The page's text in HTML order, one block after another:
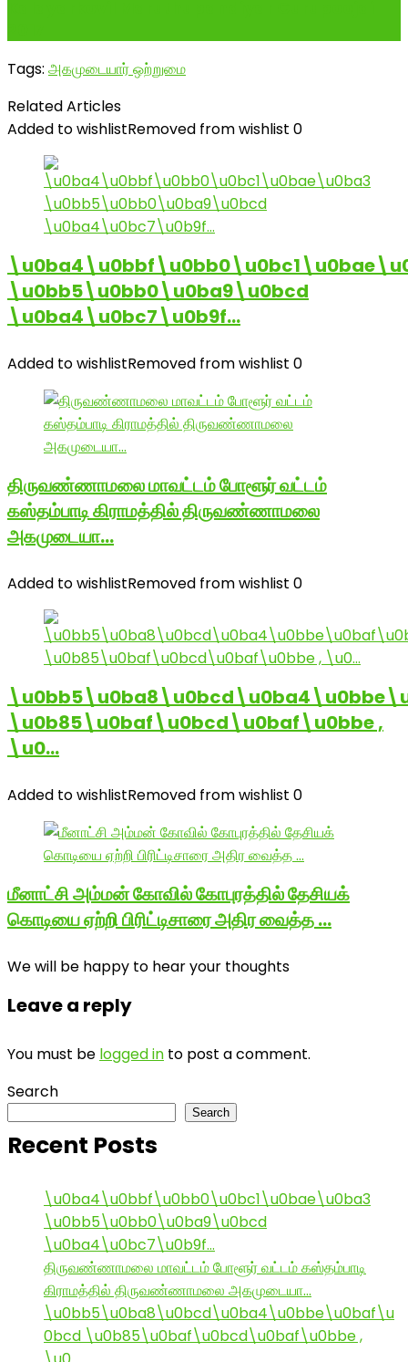
Tags: அகமுடையார் ஒற்றுமை
Related Articles
Added to wishlistRemoved from wishlist 0
\u0bb5\u0bb0\u0ba9\u0bcd
\u0ba4\u0bc7\u0b9f…
Added to wishlistRemoved from wishlist 0
திருவண்ணாமலை மாவட்டம் போளூர் வட்டம்
கஸ்தம்பாடி கிராமத்தில் திருவண்ணாமலை
அகமுடையா…
Added to wishlistRemoved from wishlist 0
\u0b85\u0baf\u0bcd\u0baf\u0bbe ,
\u0…
Added to wishlistRemoved from wishlist 0
மீனாட்சி அம்மன் கோவில் கோபுரத்தில் தேசியக்
கொடியை ஏற்றி பிரிட்டிசாரை அதிர வைத்த …
We will be happy to hear your thoughts
Leave a reply
You must be logged in to post a comment.
Search
Search
Recent Posts
\u0ba4\u0bbf\u0bb0\u0bc1\u0bae\u0ba3
\u0bb5\u0bb0\u0ba9\u0bcd
\u0ba4\u0bc7\u0b9f…
திருவண்ணாமலை மாவட்டம் போளூர் வட்டம் கஸ்தம்பாடி
கிராமத்தில் திருவண்ணாமலை அகமுடையா…
\u0bb5\u0ba8\u0bcd\u0ba4\u0bbe\u0baf\u
0bcd \u0b85\u0baf\u0bcd\u0baf\u0bbe ,